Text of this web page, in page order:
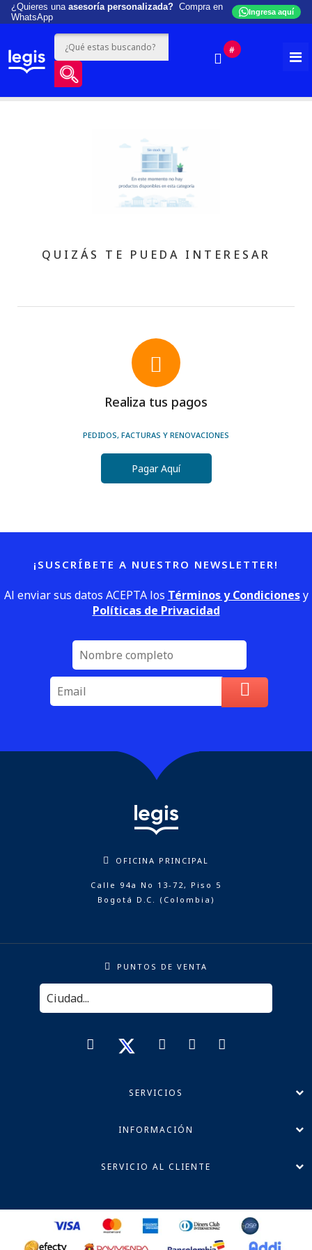
¿Quieres una asesoría personalizada? Compra en
WhatsApp
Ingresa aquí
#
QUIZÁS TE PUEDA INTERESAR
Realiza tus pagos
PEDIDOS, FACTURAS Y RENOVACIONES
Pagar Aquí
¡SUSCRÍBETE A NUESTRO NEWSLETTER!
Al enviar sus datos ACEPTA los Términos y Condicionesy
Políticas de Privacidad
OFICINA PRINCIPAL
Calle 94a No 13-72, Piso 5
Bogotá D.C. (Colombia)
PUNTOS DE VENTA
SERVICIOS
INFORMACIÓN
SERVICIO AL CLIENTE